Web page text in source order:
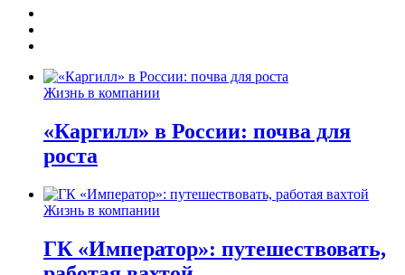
Жизнь в компании
«Каргилл» в России: почва для
роста
Жизнь в компании
ГК «Император»: путешествовать,